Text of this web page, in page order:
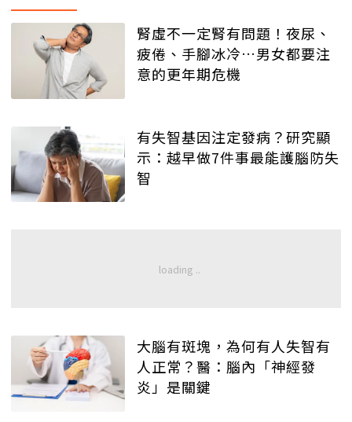
腎虛不一定腎有問題！夜尿、
疲倦、手腳冰冷…男女都要注
意的更年期危機
有失智基因注定發病？研究顯
示：越早做7件事最能護腦防失
智
大腦有斑塊，為何有人失智有
人正常？醫：腦內「神經發
炎」是關鍵